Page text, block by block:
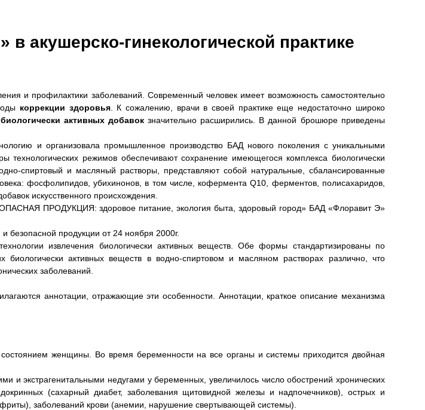
акушерско-гинекологической практике
и профилактики заболеваний. Современный человек имеет возможность самостоятельно
коррекции здоровья. К сожалению, врачи в своей практике еще недостаточно широко
биологически активных добавокзначительно расширились. В данной брошюре приведены
и организовала промышленное производство БАД нового поколения с уникальными
технологических режимов обеспечивают сохранение имеющегося комплекса биологически
спиртовый и масляный растворы, представляют собой натуральные, сбалансированные
фосфолипидов, убихинонов, в том числе, кофермента Q10, ферментов, полисахаридов,
искусственного происхождения.
ПРОДУКЦИЯ: здоровое питание, экология быта, здоровый город» БАД «Флоравит Э»
продукции от 24 ноября 2000г.
извлечения биологически активных веществ. Обе формы стандартизированы по
активных веществ в водно-спиртовом и масляном растворах различно, что
заболеваний.
аннотации, отражающие эти особенности. Аннотации, краткое описание механизма
женщины. Во время беременности на все органы и системы приходится двойная
и экстрагенитальными недугами у беременных, увеличилось число обострений хронических
(сахарный диабет, заболевания щитовидной железы и надпочечников), острых и
заболеваний крови (анемии, нарушение свертывающей системы).